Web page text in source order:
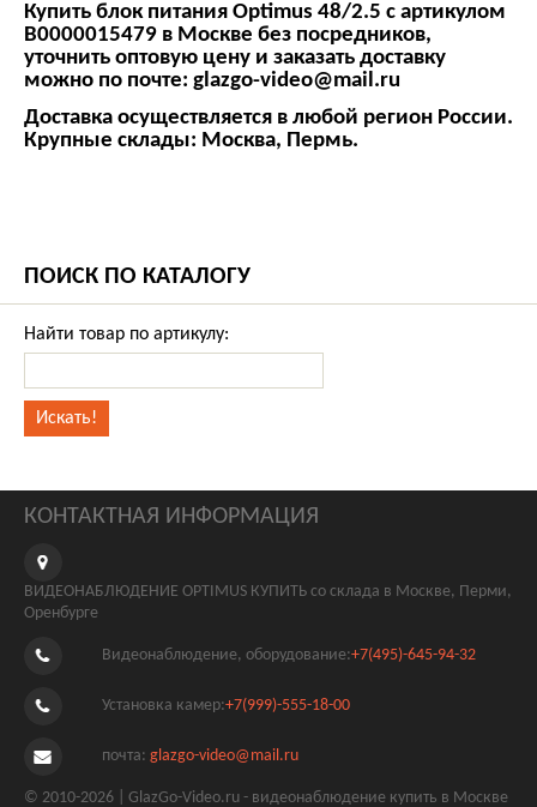
Купить блок питания Optimus 48/2.5 с артикулом
В0000015479 в Москве без посредников,
уточнить оптовую цену и заказать доставку
можно по почте: glazgo-video@mail.ru
Доставка осуществляется в любой регион России.
Крупные склады: Москва, Пермь.
ПОИСК ПО КАТАЛОГУ
Найти товар по артикулу:
КОНТАКТНАЯ ИНФОРМАЦИЯ
ВИДЕОНАБЛЮДЕНИЕ OPTIMUS КУПИТЬ со склада в Москве, Перми,
Оренбурге
Видеонаблюдение, оборудование:+7(495)-645-94-32
Установка камер:+7(999)-555-18-00
почта: glazgo-video@mail.ru
© 2010-2026 | GlazGo-Video.ru - видеонаблюдение купить в Москве